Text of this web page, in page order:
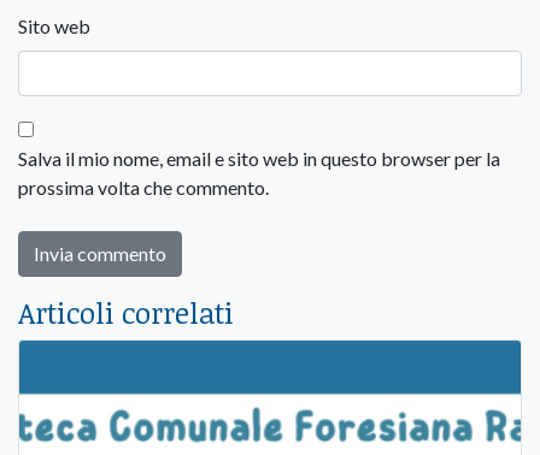
Sito web
Salva il mio nome, email e sito web in questo browser per la
prossima volta che commento.
Articoli correlati